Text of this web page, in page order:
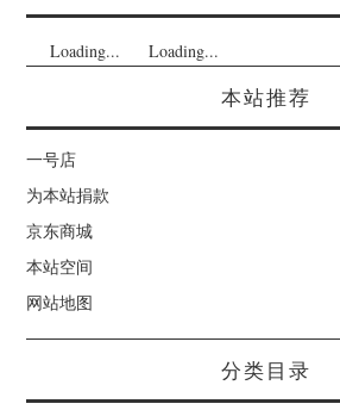
Loading... Loading...
本站推荐
一号店
为本站捐款
京东商城
本站空间
网站地图
分类目录